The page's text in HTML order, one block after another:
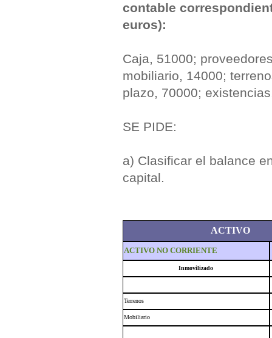
contable
euros):
Caja, 51000;
mobiliario, 14000;
plazo, 70000;
SE PIDE:
a) Clasificar el balance
capital.
ACTIVO
ACTIVO NO CORRIENTE
Inmovilizado
Terrenos
Mobiliario